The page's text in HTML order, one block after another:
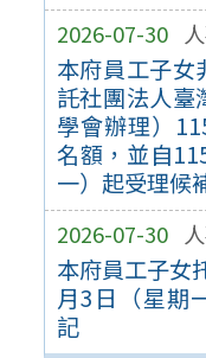
2026-07-30
本府員工子女
託社團法人臺
學會辦理）
名額，並自
一）起受理候
2026-07-30
本府員工子女
月3日（星期
記